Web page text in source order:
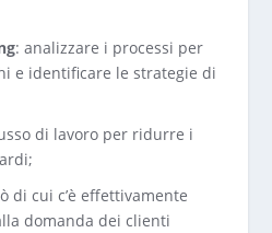
: analizzare i processi per
e identificare le strategie di
di lavoro per ridurre i
di cui c’è effettivamente
domanda dei clienti